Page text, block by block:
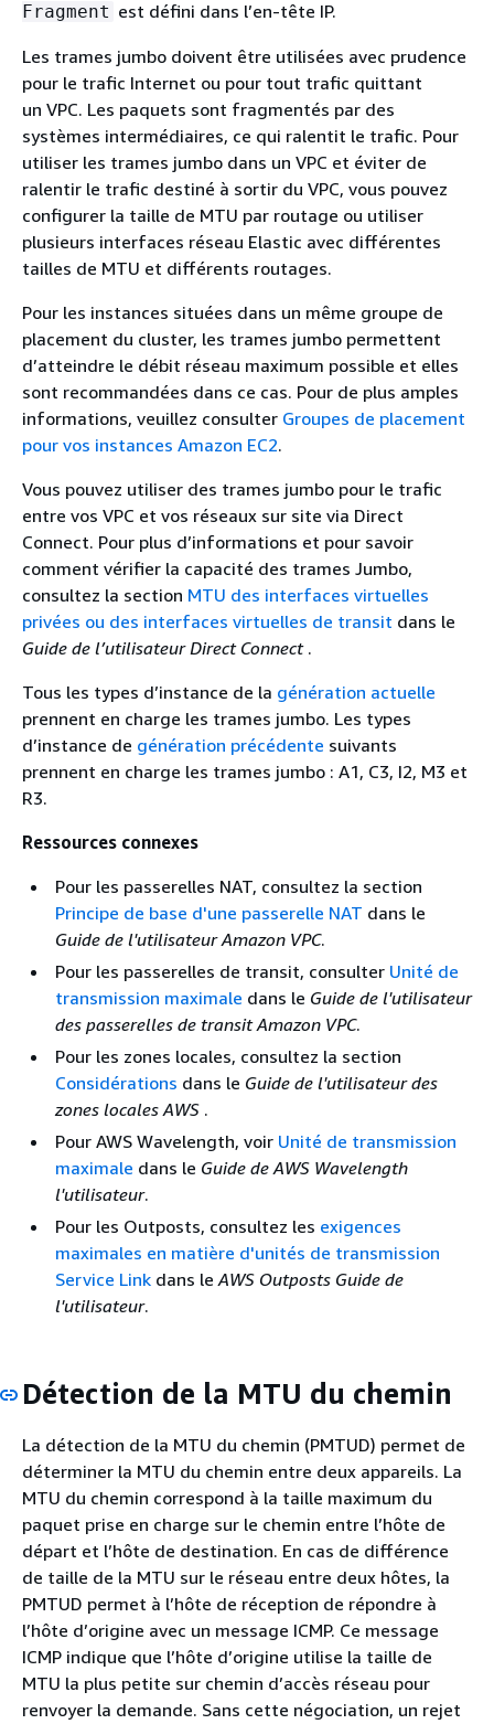
Fragment est défini dans l’en-tête IP.
Les trames jumbo doivent être utilisées avec prudence
pour le trafic Internet ou pour tout trafic quittant
un VPC. Les paquets sont fragmentés par des
systèmes intermédiaires, ce qui ralentit le trafic. Pour
utiliser les trames jumbo dans un VPC et éviter de
ralentir le trafic destiné à sortir du VPC, vous pouvez
configurer la taille de MTU par routage ou utiliser
plusieurs interfaces réseau Elastic avec différentes
tailles de MTU et différents routages.
Pour les instances situées dans un même groupe de
placement du cluster, les trames jumbo permettent
d’atteindre le débit réseau maximum possible et elles
sont recommandées dans ce cas. Pour de plus amples
informations, veuillez consulter Groupes de placement
pour vos instances Amazon EC2.
Vous pouvez utiliser des trames jumbo pour le trafic
entre vos VPC et vos réseaux sur site via Direct
Connect. Pour plus d’informations et pour savoir
comment vérifier la capacité des trames Jumbo,
consultez la section MTU des interfaces virtuelles
privées ou des interfaces virtuelles de transit dans le
Guide de l’utilisateur Direct Connect .
Tous les types d’instance de la génération actuelle
prennent en charge les trames jumbo. Les types
d’instance de génération précédente suivants
prennent en charge les trames jumbo : A1, C3, I2, M3 et
R3.
Ressources connexes
Pour les passerelles NAT, consultez la section
Principe de base d'une passerelle NAT dans le
Guide de l'utilisateur Amazon VPC.
Pour les passerelles de transit, consulter Unité de
transmission maximale dans le Guide de l'utilisateur
des passerelles de transit Amazon VPC.
Pour les zones locales, consultez la section
Considérations dans le Guide de l'utilisateur des
zones locales AWS .
Pour AWS Wavelength, voir Unité de transmission
maximale dans le Guide de AWS Wavelength
l'utilisateur.
Pour les Outposts, consultez les exigences
maximales en matière d'unités de transmission
Service Link dans le AWS Outposts Guide de
l'utilisateur.
Détection de la MTU du chemin
La détection de la MTU du chemin (PMTUD) permet de
déterminer la MTU du chemin entre deux appareils. La
MTU du chemin correspond à la taille maximum du
paquet prise en charge sur le chemin entre l’hôte de
départ et l’hôte de destination. En cas de différence
de taille de la MTU sur le réseau entre deux hôtes, la
PMTUD permet à l’hôte de réception de répondre à
l’hôte d’origine avec un message ICMP. Ce message
ICMP indique que l’hôte d’origine utilise la taille de
MTU la plus petite sur chemin d’accès réseau pour
renvoyer la demande. Sans cette négociation, un rejet